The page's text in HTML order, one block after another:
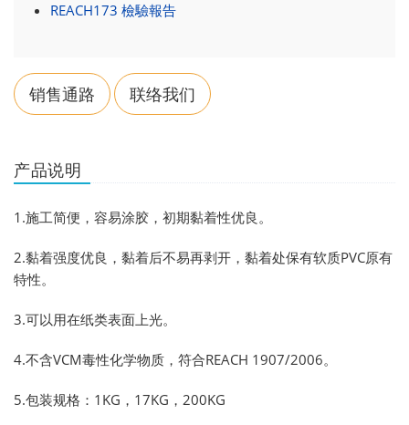
REACH173 檢驗報告
销售通路 联络我们
产品说明
1.施工简便，容易涂胶，初期黏着性优良。
2.黏着强度优良，黏着后不易再剥开，黏着处保有软质PVC原有
特性。
3.可以用在纸类表面上光。
4.不含VCM毒性化学物质，符合REACH 1907/2006。
5.包装规格：1KG，17KG，200KG